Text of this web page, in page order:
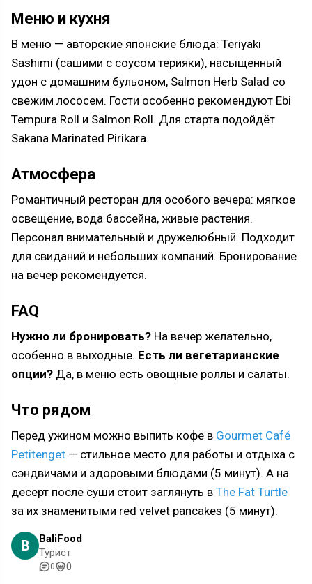
Меню и кухня
В меню — авторские японские блюда: Teriyaki
Sashimi (сашими с соусом терияки), насыщенный
удон с домашним бульоном, Salmon Herb Salad со
свежим лососем. Гости особенно рекомендуют Ebi
Tempura Roll и Salmon Roll. Для старта подойдёт
Sakana Marinated Pirikara.
Атмосфера
Романтичный ресторан для особого вечера: мягкое
освещение, вода бассейна, живые растения.
Персонал внимательный и дружелюбный. Подходит
для свиданий и небольших компаний. Бронирование
на вечер рекомендуется.
FAQ
Нужно ли бронировать? На вечер желательно,
особенно в выходные. Есть ли вегетарианские
опции? Да, в меню есть овощные роллы и салаты.
Что рядом
Перед ужином можно выпить кофе в Gourmet Café
Petitenget — стильное место для работы и отдыха с
сэндвичами и здоровыми блюдами (5 минут). А на
десерт после суши стоит заглянуть в The Fat Turtle
за их знаменитыми red velvet pancakes (5 минут).
B
BaliFood
Турист
0 0